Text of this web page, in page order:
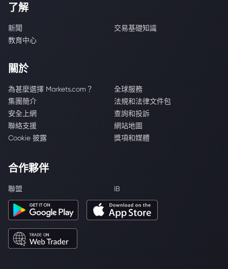
了解
新聞
交易基礎知識
教育中心
關於
為甚麼選擇 Markets.com？
全球服務
集團簡介
法規和法律文件包
安全上網
查詢和投訴
聯絡支援
網站地圖
Cookie 披露
獎項和媒體
合作夥伴
聯盟 IB